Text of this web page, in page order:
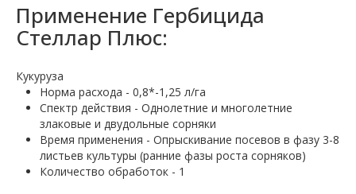
Применение Гербицида
Стеллар Плюс:
Кукуруза
Норма расхода - 0,8*-1,25 л/га
Спектр действия - Однолетние и многолетние
злаковые и двудольные сорняки
Время применения - Опрыскивание посевов в фазу 3-8
листьев культуры (ранние фазы роста сорняков)
Количество обработок - 1